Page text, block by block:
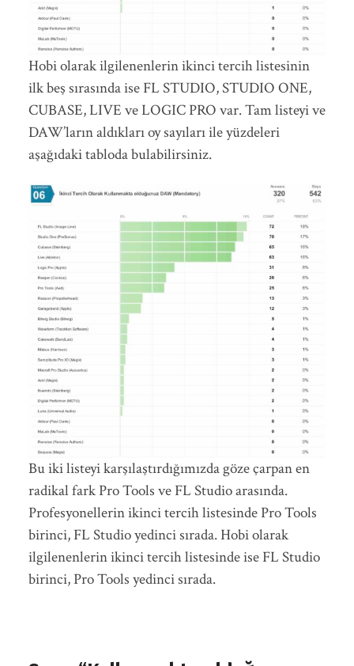
Hobi olarak ilgilenenlerin ikinci tercih listesinin
ilk beş sırasında ise FL STUDIO, STUDIO ONE,
CUBASE, LIVE ve LOGIC PRO var. Tam listeyi ve
DAW’ların aldıkları oy sayıları ile yüzdeleri
aşağıdaki tabloda bulabilirsiniz.
Bu iki listeyi karşılaştırdığımızda göze çarpan en
radikal fark Pro Tools ve FL Studio arasında.
Profesyonellerin ikinci tercih listesinde Pro Tools
birinci, FL Studio yedinci sırada. Hobi olarak
ilgilenenlerin ikinci tercih listesinde ise FL Studio
birinci, Pro Tools yedinci sırada.